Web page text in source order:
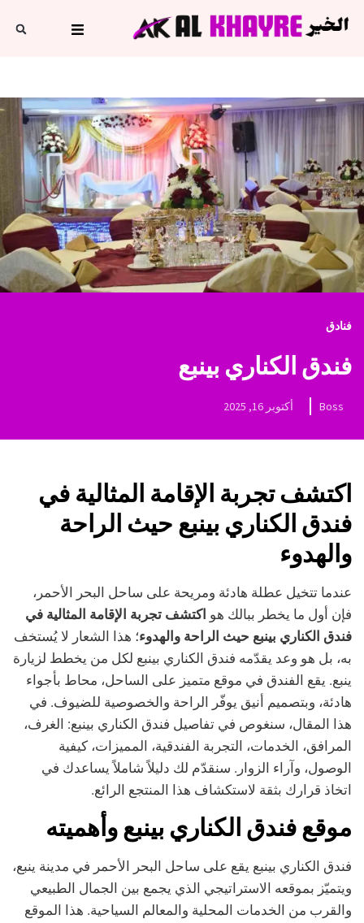
فنادق
فندق الكناري بينبع
Boss أكتوبر 16, 2025
اكتشف تجربة الإقامة المثالية في
فندق الكناري بينبع حيث الراحة
والهدوء
عندما تتخيل عطلة هادئة ومريحة على ساحل البحر الأحمر،
فإن أول ما يخطر ببالك هو اكتشف تجربة الإقامة المثالية في
فندق الكناري بينبع حيث الراحة والهدوء؛ هذا الشعار لا يُستخف
به، بل هو وعد يقدّمه فندق الكناري بينبع لكل من يخطط لزيارة
ينبع. يقع الفندق في موقع متميز على الساحل، محاط بأجواء
هادئة، وبتصميم أنيق يوفّر الراحة والخصوصية للضيوف. في
هذا المقال، سنغوص في تفاصيل فندق الكناري بينبع: الغرف،
المرافق، الخدمات، التجربة الفندقية، المميزات، كيفية
الوصول، وآراء الزوار. سنقدّم لك دليلاً شاملاً يساعدك في
اتخاذ قرارك بثقة لاستكشاف هذا المنتجع الرائع.
موقع فندق الكناري بينبع وأهميته
فندق الكناري بينبع يقع على ساحل البحر الأحمر في مدينة ينبع،
ويتميّز بموقعه الاستراتيجي الذي يجمع بين الجمال الطبيعي
والقرب من الخدمات المحلية والمعالم السياحية. هذا الموقع